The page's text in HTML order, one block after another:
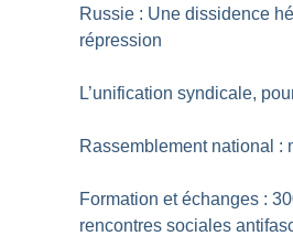
Russie : Une dissidence
répression
L’unification syndicale,
Rassemblement national :
Formation et échanges :
rencontres sociales